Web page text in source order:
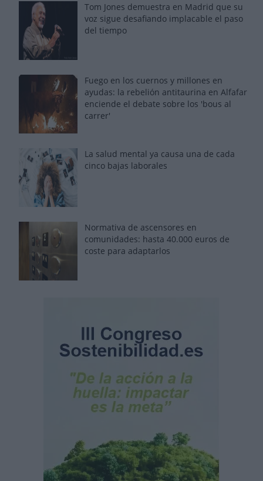
Tom Jones demuestra en Madrid que su
voz sigue desafiando implacable el paso
del tiempo
Fuego en los cuernos y millones en
ayudas: la rebelión antitaurina en Alfafar
enciende el debate sobre los 'bous al
carrer'
La salud mental ya causa una de cada
cinco bajas laborales
Normativa de ascensores en
comunidades: hasta 40.000 euros de
coste para adaptarlos